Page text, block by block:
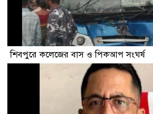
শিবপুরে কলেজের বাস ও পিকআপ সংঘর্ষ